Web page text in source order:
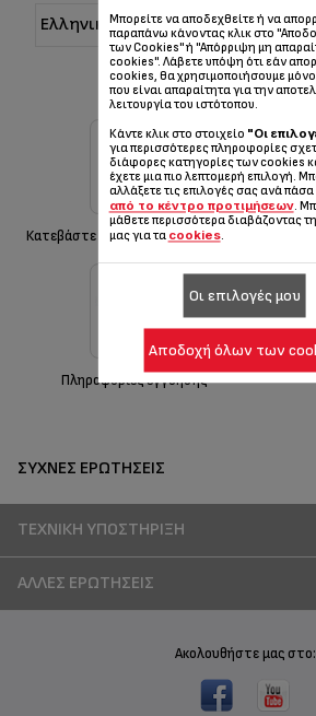
Κατεβάστε τις οδηγίες ασφαλείας
Πληροφορίες εγγύησης
ΣΥΧΝΈΣ ΕΡΩΤΉΣΕΙΣ
ΤΕΧΝΙΚΉ ΥΠΟΣΤΉΡΙΞΗ
ΆΛΛΕΣ ΕΡΩΤΉΣΕΙΣ
Ακολουθήστε μας στο:
Μπορείτε να αποδεχθείτε ή να
παραπάνω κάνοντας κλικ στο
των Cookies" ή "Απόρριψη μη
cookies". Λάβετε υπόψη ότι εάν
cookies, θα χρησιμοποιήσουμε
που είναι απαραίτητα για την
λειτουργία του ιστότοπου.
Κάντε κλικ στο στοιχείο "Οι
για περισσότερες πληροφορίες
διάφορες κατηγορίες των cookies
έχετε μια πιο λεπτομερή επιλογή.
αλλάξετε τις επιλογές σας ανά πάσα
από το κέντρο προτιμήσεων.
μάθετε περισσότερα διαβάζοντας
μας για τα cookies.
Οι επιλογές μου
Αποδοχή όλων των